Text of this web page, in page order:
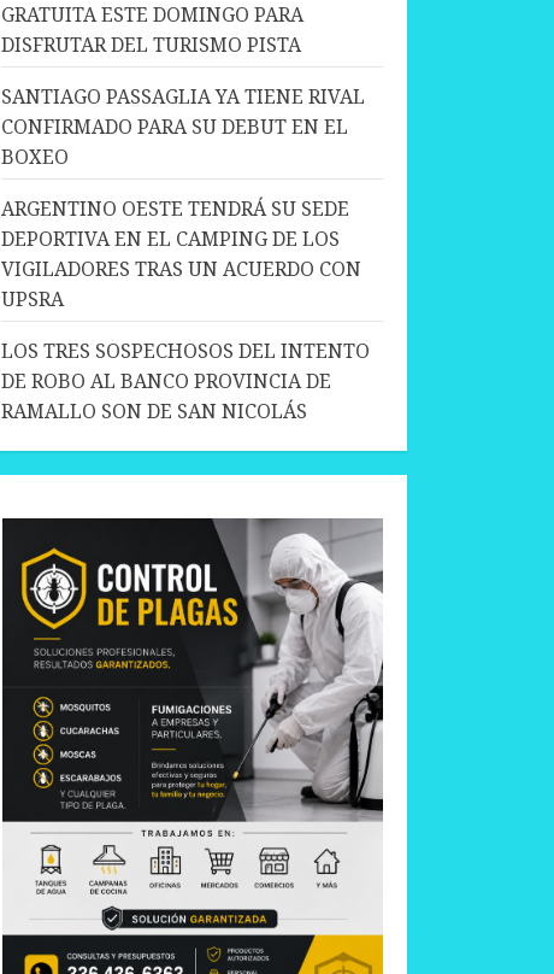
GRATUITA ESTE DOMINGO PARA
DISFRUTAR DEL TURISMO PISTA
SANTIAGO PASSAGLIA YA TIENE RIVAL
CONFIRMADO PARA SU DEBUT EN EL
BOXEO
ARGENTINO OESTE TENDRÁ SU SEDE
DEPORTIVA EN EL CAMPING DE LOS
VIGILADORES TRAS UN ACUERDO CON
UPSRA
LOS TRES SOSPECHOSOS DEL INTENTO
DE ROBO AL BANCO PROVINCIA DE
RAMALLO SON DE SAN NICOLÁS